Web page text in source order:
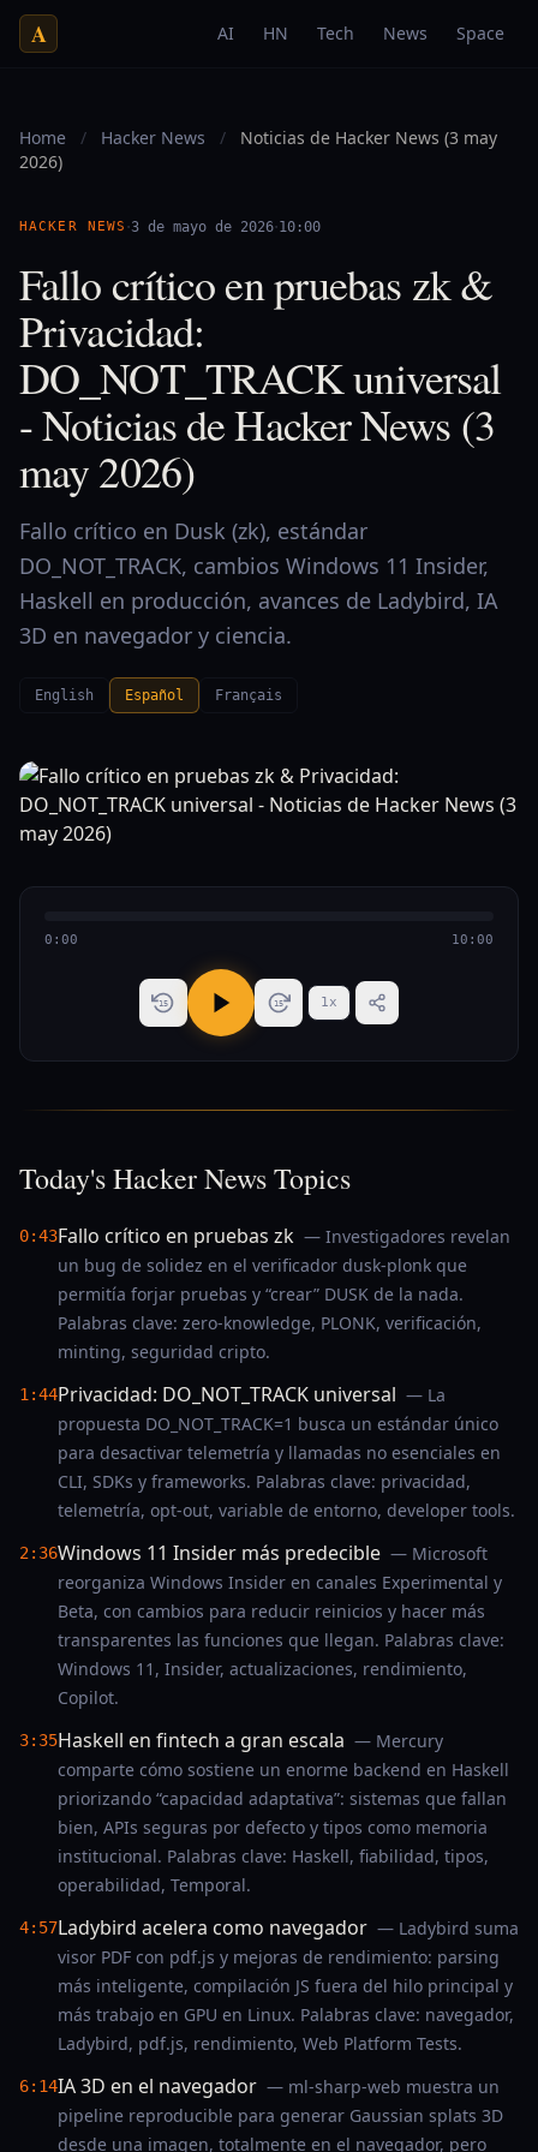
A AI HN Tech News Space
Home / Hacker News /
Noticias de Hacker News (3 may
2026)
HACKER NEWS ·3 de mayo de 2026·10:00
Fallo crítico en pruebas zk &
Privacidad:
DO_NOT_TRACK universal
- Noticias de Hacker News (3
may 2026)
Fallo crítico en Dusk (zk), estándar
DO_NOT_TRACK, cambios Windows 11 Insider,
Haskell en producción, avances de Ladybird, IA
3D en navegador y ciencia.
English Español Français
0:00 10:00
15 15 1x
Today's Hacker News Topics
0:43Fallo crítico en pruebas zk — Investigadores revelan
un bug de solidez en el verificador dusk-plonk que
permitía forjar pruebas y “crear” DUSK de la nada.
Palabras clave: zero-knowledge, PLONK, verificación,
minting, seguridad cripto.
1:44Privacidad: DO_NOT_TRACK universal — La
propuesta DO_NOT_TRACK=1 busca un estándar único
para desactivar telemetría y llamadas no esenciales en
CLI, SDKs y frameworks. Palabras clave: privacidad,
telemetría, opt-out, variable de entorno, developer tools.
2:36Windows 11 Insider más predecible — Microsoft
reorganiza Windows Insider en canales Experimental y
Beta, con cambios para reducir reinicios y hacer más
transparentes las funciones que llegan. Palabras clave:
Windows 11, Insider, actualizaciones, rendimiento,
Copilot.
3:35Haskell en fintech a gran escala — Mercury
comparte cómo sostiene un enorme backend en Haskell
priorizando “capacidad adaptativa”: sistemas que fallan
bien, APIs seguras por defecto y tipos como memoria
institucional. Palabras clave: Haskell, fiabilidad, tipos,
operabilidad, Temporal.
4:57Ladybird acelera como navegador — Ladybird suma
visor PDF con pdf.js y mejoras de rendimiento: parsing
más inteligente, compilación JS fuera del hilo principal y
más trabajo en GPU en Linux. Palabras clave: navegador,
Ladybird, pdf.js, rendimiento, Web Platform Tests.
6:14IA 3D en el navegador — ml-sharp-web muestra un
pipeline reproducible para generar Gaussian splats 3D
desde una imagen, totalmente en el navegador, pero